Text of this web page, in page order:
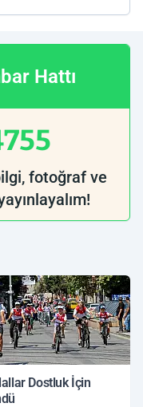
Hattı
fotoğraf ve
Dostluk İçin